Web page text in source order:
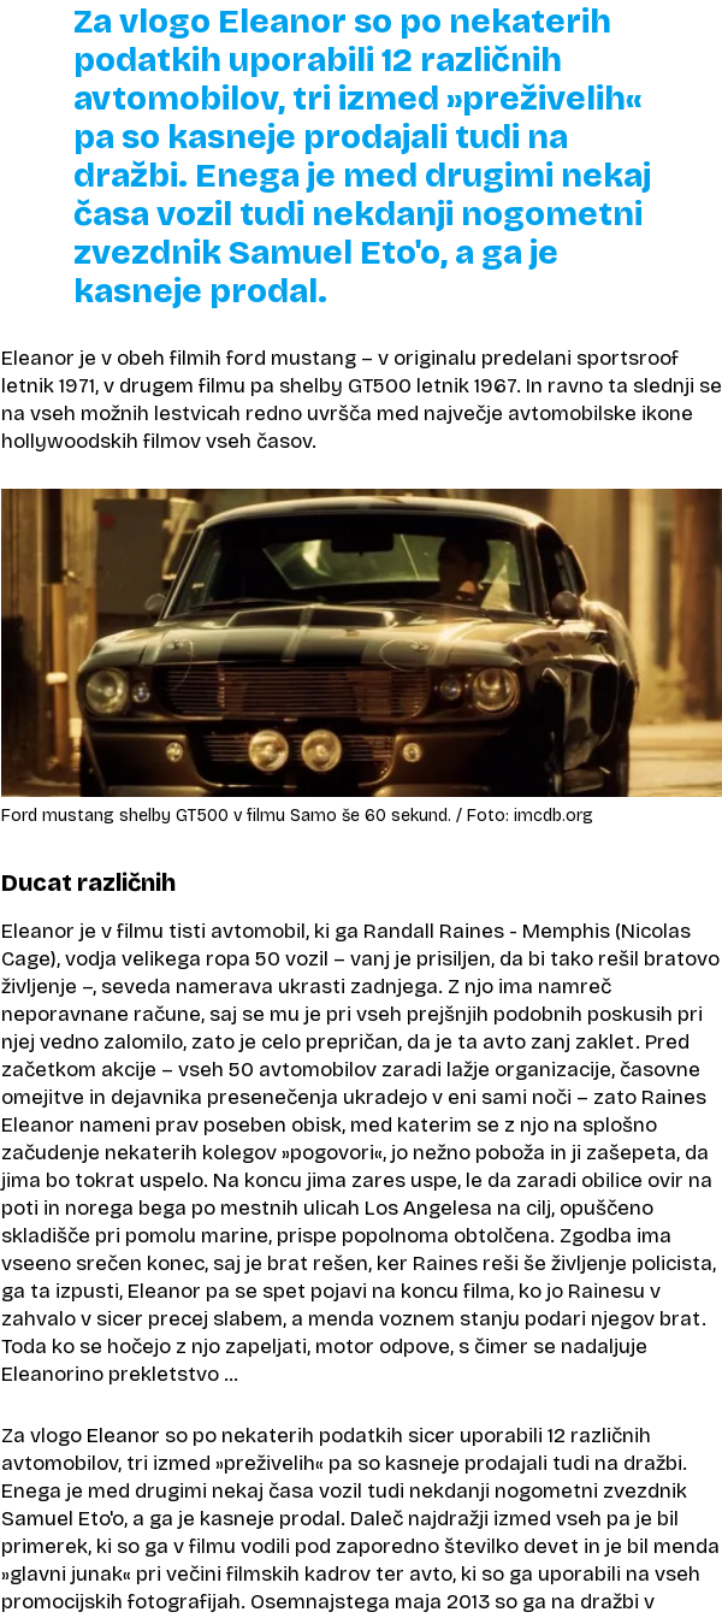
Za vlogo Eleanor so po nekaterih
podatkih uporabili 12 različnih
avtomobilov, tri izmed »preživelih«
pa so kasneje prodajali tudi na
dražbi. Enega je med drugimi nekaj
časa vozil tudi nekdanji nogometni
zvezdnik Samuel Eto'o, a ga je
kasneje prodal.
Eleanor je v obeh filmih ford mustang – v originalu predelani sportsroof
letnik 1971, v drugem filmu pa shelby GT500 letnik 1967. In ravno ta slednji se
na vseh možnih lestvicah redno uvršča med največje avtomobilske ikone
hollywoodskih filmov vseh časov.
Ford mustang shelby GT500 v filmu Samo še 60 sekund. / Foto: imcdb.org
Ducat različnih
Eleanor je v filmu tisti avtomobil, ki ga Randall Raines - Memphis (Nicolas
Cage), vodja velikega ropa 50 vozil – vanj je prisiljen, da bi tako rešil bratovo
življenje –, seveda namerava ukrasti zadnjega. Z njo ima namreč
neporavnane račune, saj se mu je pri vseh prejšnjih podobnih poskusih pri
njej vedno zalomilo, zato je celo prepričan, da je ta avto zanj zaklet. Pred
začetkom akcije – vseh 50 avtomobilov zaradi lažje organizacije, časovne
omejitve in dejavnika presenečenja ukradejo v eni sami noči – zato Raines
Eleanor nameni prav poseben obisk, med katerim se z njo na splošno
začudenje nekaterih kolegov »pogovori«, jo nežno poboža in ji zašepeta, da
jima bo tokrat uspelo. Na koncu jima zares uspe, le da zaradi obilice ovir na
poti in norega bega po mestnih ulicah Los Angelesa na cilj, opuščeno
skladišče pri pomolu marine, prispe popolnoma obtolčena. Zgodba ima
vseeno srečen konec, saj je brat rešen, ker Raines reši še življenje policista,
ga ta izpusti, Eleanor pa se spet pojavi na koncu filma, ko jo Rainesu v
zahvalo v sicer precej slabem, a menda voznem stanju podari njegov brat.
Toda ko se hočejo z njo zapeljati, motor odpove, s čimer se nadaljuje
Eleanorino prekletstvo …
Za vlogo Eleanor so po nekaterih podatkih sicer uporabili 12 različnih
avtomobilov, tri izmed »preživelih« pa so kasneje prodajali tudi na dražbi.
Enega je med drugimi nekaj časa vozil tudi nekdanji nogometni zvezdnik
Samuel Eto'o, a ga je kasneje prodal. Daleč najdražji izmed vseh pa je bil
primerek, ki so ga v filmu vodili pod zaporedno številko devet in je bil menda
»glavni junak« pri večini filmskih kadrov ter avto, ki so ga uporabili na vseh
promocijskih fotografijah. Osemnajstega maja 2013 so ga na dražbi v